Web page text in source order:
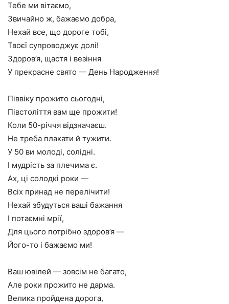
Тебе ми вітаємо,
Звичайно ж, бажаємо добра,
Нехай все, що дороге тобі,
Твоєї супроводжує долі!
Здоров’я, щастя і везіння
У прекрасне свято — День Народження!
Піввіку прожито сьогодні,
Півстоліття вам ще прожити!
Коли 50-річчя відзначаєш.
Не треба плакати й тужити.
У 50 ви молоді, солідні.
І мудрість за плечима є.
Ах, ці солодкі роки —
Всіх принад не перелічити!
Нехай збудуться ваші бажання
І потаємні мрії,
Для цього потрібно здоров’я —
Його-то і бажаємо ми!
Ваш ювілей — зовсім не багато,
Але роки прожито не дарма.
Велика пройдена дорога,